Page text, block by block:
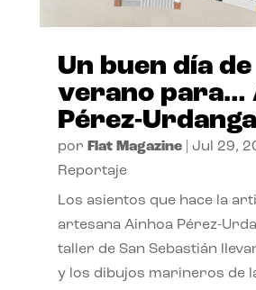
Un buen día de
verano para…
Pérez-
por Flat Magazine| Jul 29,
Reportaje
Los asientos que hace la
artesana Ainhoa Pérez-
taller de San Sebastián
y los dibujos marineros de